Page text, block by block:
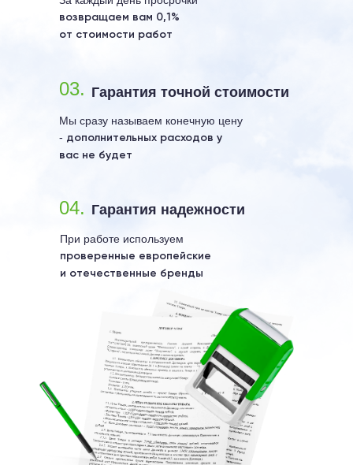
возвращаем вам 0,1%
от стоимости работ
Гарантия точной стоимости
Мы сразу называем конечную цену
- дополнительных расходов у
вас не будет
При работе используем
проверенные европейские
и отечественные бренды
Гарантия надежности
03.
04.
Обратный звонок
Контакты
Москва, ул. Секретная, д 36
Посмотреть на карте